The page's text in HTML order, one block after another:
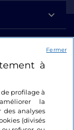
à
profilage à
la
analyses
(divisés
Fermer